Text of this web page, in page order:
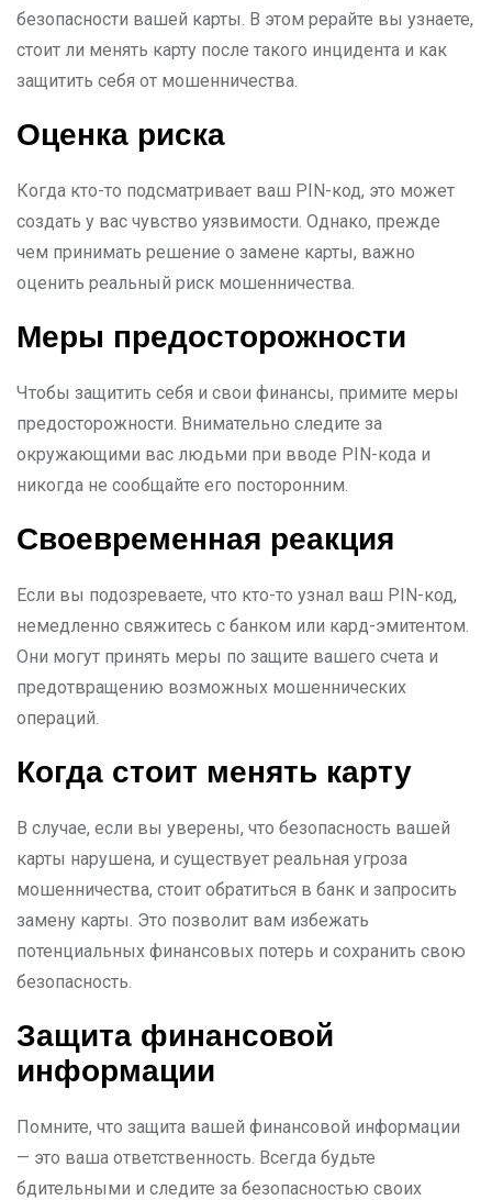
безопасности вашей карты. В этом рерайте вы узнаете,
стоит ли менять карту после такого инцидента и как
защитить себя от мошенничества.
Оценка риска
Когда кто-то подсматривает ваш PIN-код, это может
создать у вас чувство уязвимости. Однако, прежде
чем принимать решение о замене карты, важно
оценить реальный риск мошенничества.
Меры предосторожности
Чтобы защитить себя и свои финансы, примите меры
предосторожности. Внимательно следите за
окружающими вас людьми при вводе PIN-кода и
никогда не сообщайте его посторонним.
Своевременная реакция
Если вы подозреваете, что кто-то узнал ваш PIN-код,
немедленно свяжитесь с банком или кард-эмитентом.
Они могут принять меры по защите вашего счета и
предотвращению возможных мошеннических
операций.
Когда стоит менять карту
В случае, если вы уверены, что безопасность вашей
карты нарушена, и существует реальная угроза
мошенничества, стоит обратиться в банк и запросить
замену карты. Это позволит вам избежать
потенциальных финансовых потерь и сохранить свою
безопасность.
Защита финансовой
информации
Помните, что защита вашей финансовой информации
— это ваша ответственность. Всегда будьте
бдительными и следите за безопасностью своих